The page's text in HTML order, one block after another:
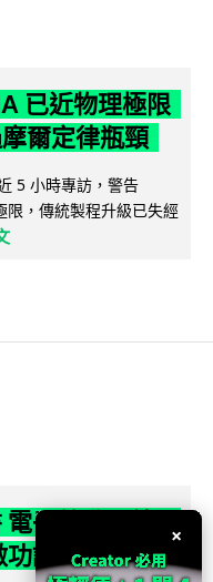
已近物理極限
爾定律瓶頸
5 小時專訪，警告
限，傳統製程升級已失經
子啟動碼鎖死
課
×